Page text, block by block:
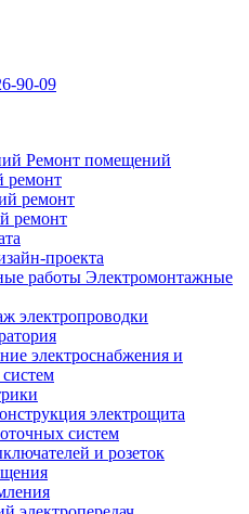
90-09
Ремонт помещений
ремонт
ремонт
ремонт
проекта
Электромонтажные
электропроводки
электроснабжения и
электрощита
систем
и розеток